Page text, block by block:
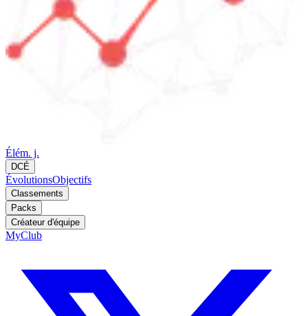
Élém. j.
DCÉ
ÉvolutionsObjectifs
Classements
Packs
Créateur d'équipe
MyClub